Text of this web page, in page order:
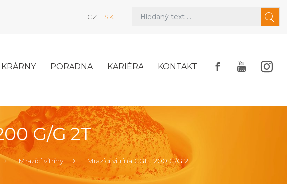
CZ SK
PORADNA KARIÉRA KONTAKT
G/G 2T
Mrazící vitríny Mrazící vitrína CGL 1200 G/G 2T